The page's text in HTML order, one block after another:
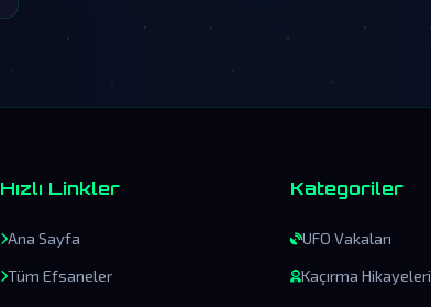
Hızlı Linkler
Ana Sayfa
Tüm Efsaneler
Kategoriler
UFO Vakaları
Kaçırma Hikayeleri